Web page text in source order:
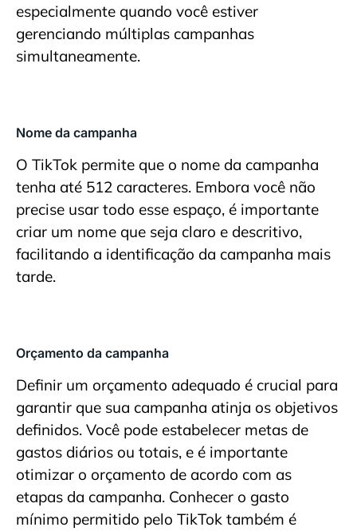
especialmente quando você estiver
gerenciando múltiplas campanhas
simultaneamente.
Nome da campanha
O TikTok permite que o nome da campanha
tenha até 512 caracteres. Embora você não
precise usar todo esse espaço, é importante
criar um nome que seja claro e descritivo,
facilitando a identificação da campanha mais
tarde.
Orçamento da campanha
Definir um orçamento adequado é crucial para
garantir que sua campanha atinja os objetivos
definidos. Você pode estabelecer metas de
gastos diários ou totais, e é importante
otimizar o orçamento de acordo com as
etapas da campanha. Conhecer o gasto
mínimo permitido pelo TikTok também é